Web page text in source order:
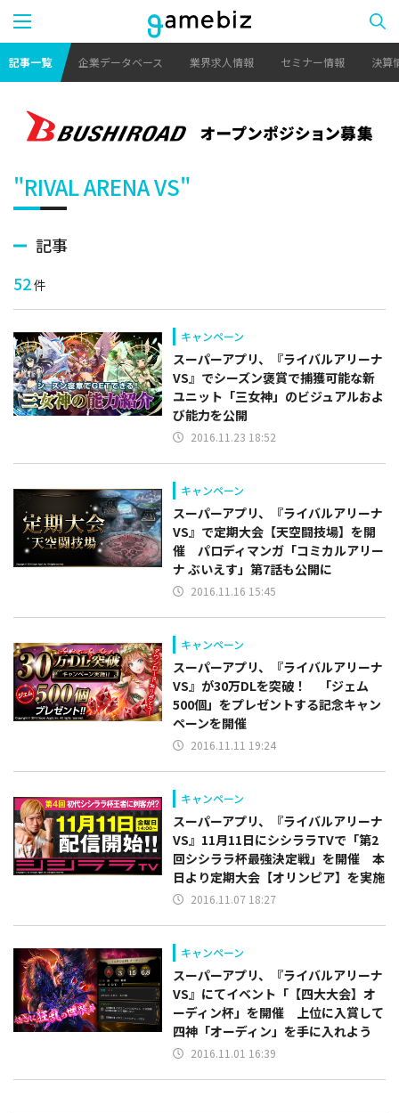
記事一覧 企業データベース 業界求人情報 セミナー情報 決算
"RIVAL ARENA VS"
記事
52件
キャンペーン
スーパーアプリ、『ライバルアリーナ
VS』でシーズン褒賞で捕獲可能な新
ユニット「三女神」のビジュアルおよ
び能力を公開
2016.11.23 18:52
キャンペーン
スーパーアプリ、『ライバルアリーナ
VS』で定期大会【天空闘技場】を開
催 パロディマンガ「コミカルアリー
ナ ぶいえす」第7話も公開に
2016.11.16 15:45
キャンペーン
スーパーアプリ、『ライバルアリーナ
VS』が30万DLを突破！ 「ジェム
500個」をプレゼントする記念キャン
ペーンを開催
2016.11.11 19:24
キャンペーン
スーパーアプリ、『ライバルアリーナ
VS』11月11日にシシララTVで「第2
回シシララ杯最強決定戦」を開催 本
日より定期大会【オリンピア】を実施
2016.11.07 18:27
キャンペーン
スーパーアプリ、『ライバルアリーナ
VS』にてイベント「【四大大会】オ
ーディン杯」を開催 上位に入賞して
四神「オーディン」を手に入れよう
2016.11.01 16:39